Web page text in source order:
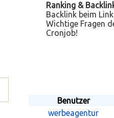
Ranking &
Backlink beim
Wichtige Fragen
Cronjob!
Benutzer
werbeagentur